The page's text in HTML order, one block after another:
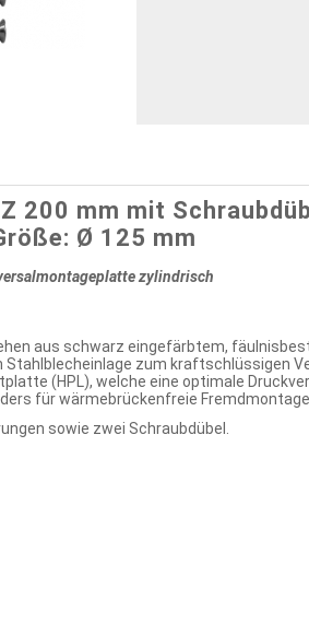
200 mm mit
Ø 125 mm
zylindrisch
aus schwarz eingefärbtem,
zum kraftschlüssigen
(HPL), welche eine optimale
für wärmebrückenfreie
sowie zwei Schraubdübel.